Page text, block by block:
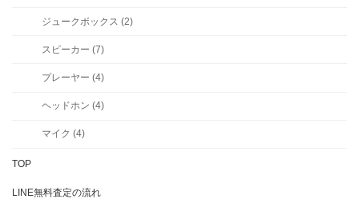
ジュークボックス (2)
スピーカー (7)
プレーヤー (4)
ヘッドホン (4)
マイク (4)
TOP
LINE無料査定の流れ